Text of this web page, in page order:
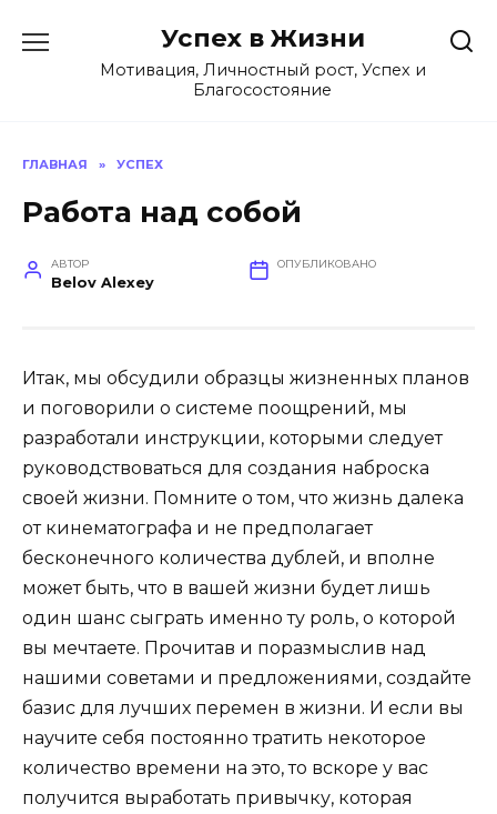
содержанию
Успех в Жизни
Мотивация, Личностный рост, Успех и
Благосостояние
ГЛАВНАЯ » УСПЕХ
Работа над собой
АВТОР
Belov Alexey
ОПУБЛИКОВАНО
Итак, мы обсудили образцы жизненных планов
и поговорили о системе поощрений, мы
разработали инструкции, которыми следует
руководствоваться для создания наброска
своей жизни. Помните о том, что жизнь далека
от кинематографа и не предполагает
бесконечного количества дублей, и вполне
может быть, что в вашей жизни будет лишь
один шанс сыграть именно ту роль, о которой
вы мечтаете. Прочитав и поразмыслив над
нашими советами и предложениями, создайте
базис для лучших перемен в жизни. И если вы
научите себя постоянно тратить некоторое
количество времени на это, то вскоре у вас
получится выработать привычку, которая